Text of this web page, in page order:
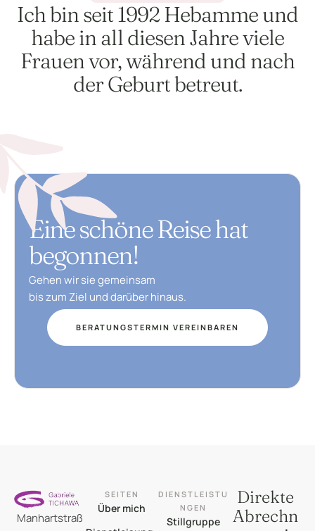
Ich bin seit 1992 Hebamme und
habe in all diesen Jahre viele
Frauen vor, während und nach
der Geburt betreut.
Eine schöne Reise hat
begonnen!
Gehen wir sie gemeinsam
bis zum Ziel und darüber hinaus.
BERATUNGSTERMIN VEREINBAREN
Manhartstraß
SEITEN
Über mich
DIENSTLEISTU
NGEN
Stillgruppe
Direkte
Abrechn